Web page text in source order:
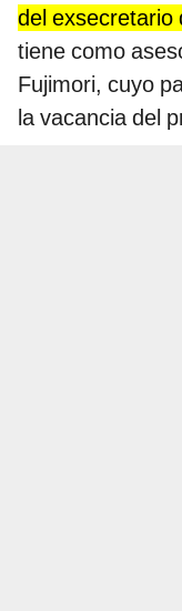
del exsecretario
tiene como
Fujimori, cuyo
la vacancia del